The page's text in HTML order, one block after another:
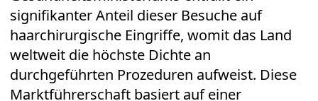
signifikanter Anteil dieser Besuche auf
haarchirurgische Eingriffe, womit das Land
weltweit die höchste Dichte an
durchgeführten Prozeduren aufweist. Diese
Marktführerschaft basiert auf einer